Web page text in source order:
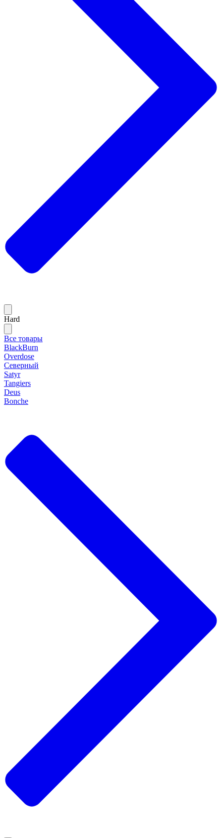
Hard
Все товары
BlackBurn
Overdose
Северный
Satyr
Tangiers
Deus
Bonche